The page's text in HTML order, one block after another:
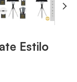
Estilo